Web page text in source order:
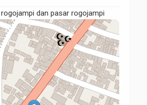
dan pasar rogojampi